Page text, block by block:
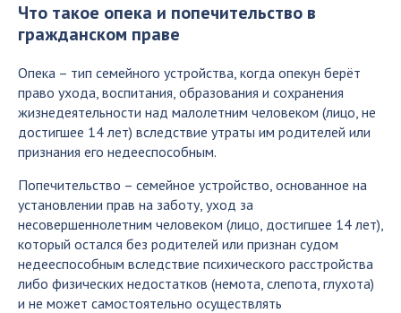
Что такое опека и попечительство в
гражданском праве
Опека – тип семейного устройства, когда опекун берёт
право ухода, воспитания, образования и сохранения
жизнедеятельности над малолетним человеком (лицо, не
достигшее 14 лет) вследствие утраты им родителей или
признания его недееспособным.
Попечительство – семейное устройство, основанное на
установлении прав на заботу, уход за
несовершеннолетним человеком (лицо, достигшее 14 лет),
который остался без родителей или признан судом
недееспособным вследствие психического расстройства
либо физических недостатков (немота, слепота, глухота)
и не может самостоятельно осуществлять